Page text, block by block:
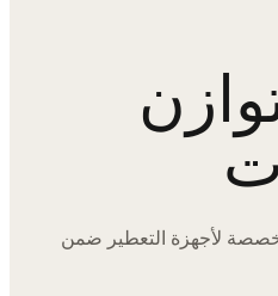
125 مل المخصصة لأجهزة التعطير ضمن